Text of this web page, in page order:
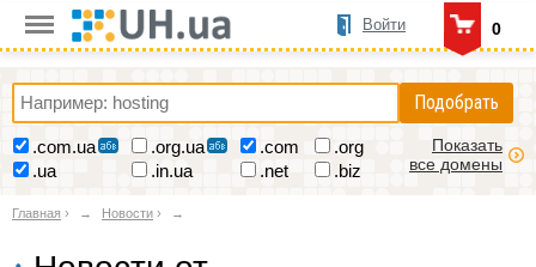
0
Войти
Подобрать
.com.ua .org.ua .com
.org
.ua
.in.ua .net .biz
Показать
все домены
Главная › Новости ›